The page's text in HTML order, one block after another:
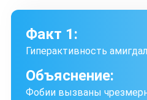
Факт 1:
Гиперактивность
Объяснение:
Фобии вызваны